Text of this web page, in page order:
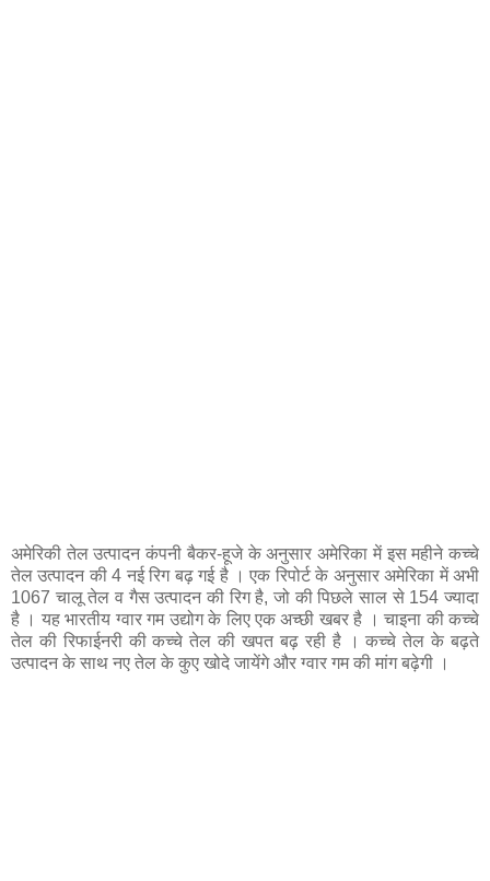
अमेरिकी तेल उत्पादन कंपनी बैकर-हूजे के अनुसार अमेरिका में इस महीने कच्चे
तेल उत्पादन की 4 नई रिग बढ़ गई है । एक रिपोर्ट के अनुसार अमेरिका में अभी
1067 चालू तेल व गैस उत्पादन की रिग है, जो की पिछले साल से 154 ज्यादा
है । यह भारतीय ग्वार गम उद्योग के लिए एक अच्छी खबर है । चाइना की कच्चे
तेल की रिफाईनरी की कच्चे तेल की खपत बढ़ रही है । कच्चे तेल के बढ़ते
उत्पादन के साथ नए तेल के कुए खोदे जायेंगे और ग्वार गम की मांग बढ़ेगी ।